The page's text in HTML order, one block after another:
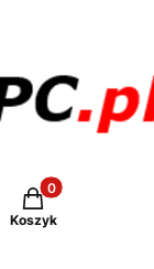
Produkty w
Koszyk